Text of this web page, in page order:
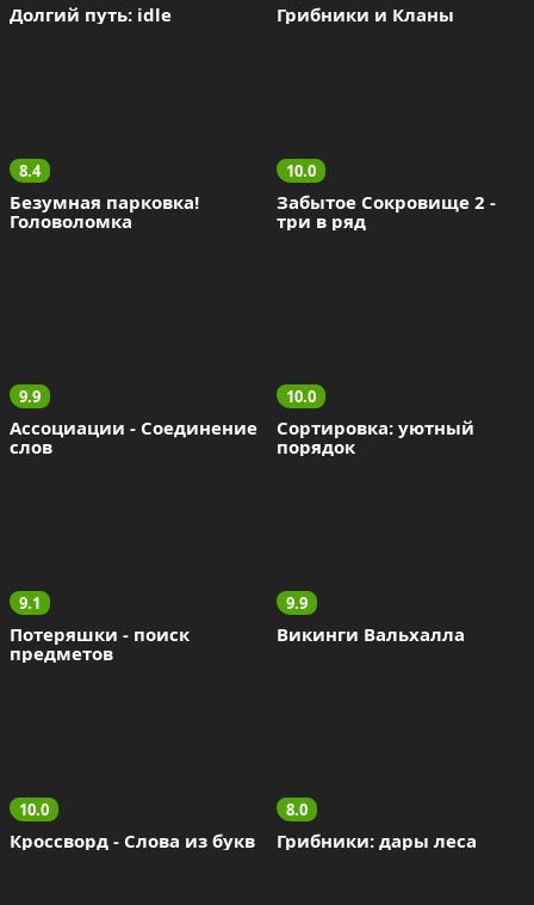
Долгий путь: idle Грибники и Кланы
8.4
Безумная парковка!
Головоломка
10.0
Забытое Сокровище 2 -
три в ряд
9.9
Ассоциации - Соединение
слов
10.0
Сортировка: уютный
порядок
9.1
Потеряшки - поиск
предметов
9.9
Викинги Вальхалла
10.0
Кроссворд - Слова из букв
8.0
Грибники: дары леса